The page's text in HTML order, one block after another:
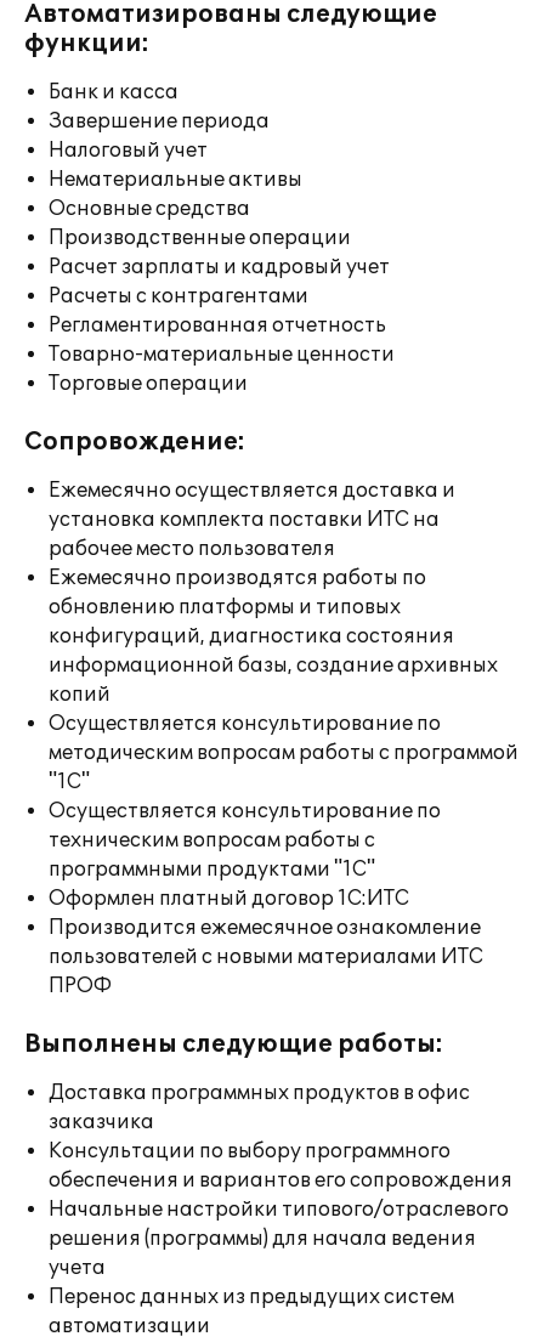
Автоматизированы следующие
функции:
Банк и касса
Завершение периода
Налоговый учет
Нематериальные активы
Основные средства
Производственные операции
Расчет зарплаты и кадровый учет
Расчеты с контрагентами
Регламентированная отчетность
Товарно-материальные ценности
Торговые операции
Сопровождение:
Ежемесячно осуществляется доставка и
установка комплекта поставки ИТС на
рабочее место пользователя
Ежемесячно производятся работы по
обновлению платформы и типовых
конфигураций, диагностика состояния
информационной базы, создание архивных
копий
Осуществляется консультирование по
методическим вопросам работы с программой
"1С"
Осуществляется консультирование по
техническим вопросам работы с
программными продуктами "1С"
Оформлен платный договор 1С:ИТС
Производится ежемесячное ознакомление
пользователей с новыми материалами ИТС
ПРОФ
Выполнены следующие работы:
Доставка программных продуктов в офис
заказчика
Консультации по выбору программного
обеспечения и вариантов его сопровождения
Начальные настройки типового/отраслевого
решения (программы) для начала ведения
учета
Перенос данных из предыдущих систем
автоматизации